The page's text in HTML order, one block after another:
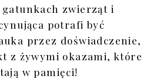
zwierząt i
potrafi być
przez doświadczenie,
z żywymi okazami, które
w pamięci!